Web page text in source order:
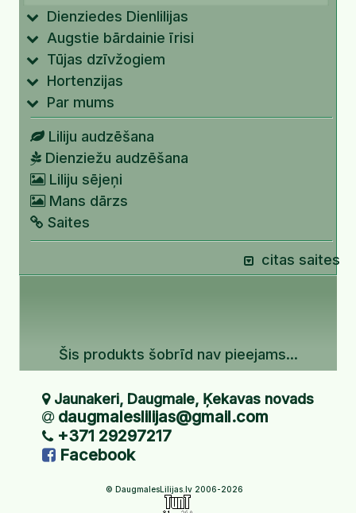
Dienziedes Dienlilijas
Augstie bārdainie īrisi
Tūjas dzīvžogiem
Hortenzijas
Par mums
Liliju audzēšana
Dienziežu audzēšana
Liliju sējeņi
Mans dārzs
Saites
citas saites
Šis produkts šobrīd nav pieejams...
Jaunakeri, Daugmale, Ķekavas novads
daugmaleslilijas@gmail.com
+371 29297217
Facebook
© DaugmalesLilijas.lv 2006-2026